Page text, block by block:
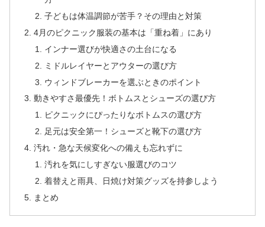
子どもは体温調節が苦手？その理由と対策
4月のピクニック服装の基本は「重ね着」にあり
インナー選びが快適さの土台になる
ミドルレイヤーとアウターの選び方
ウィンドブレーカーを選ぶときのポイント
動きやすさ最優先！ボトムスとシューズの選び方
ピクニックにぴったりなボトムスの選び方
足元は安全第一！シューズと靴下の選び方
汚れ・急な天候変化への備えも忘れずに
汚れを気にしすぎない服選びのコツ
着替えと雨具、日焼け対策グッズを持参しよう
まとめ